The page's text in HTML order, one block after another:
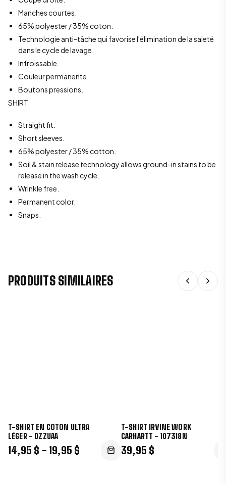
Manches courtes.
65% polyester / 35% coton.
Technologie anti-tâche qui favorise l'élimination de la saleté
dans le cycle de lavage.
Infroissable.
Couleur permanente.
Boutons pressions.
SHIRT
Straight fit.
Short sleeves.
65% polyester / 35% cotton.
Soil & stain release technology allows ground-in stains to be
release in the wash cycle.
Wrinkle free.
Permanent color.
Snaps.
PRODUITS SIMILAIRES
T-SHIRT EN COTON ULTRA
LÉGER - DZZUAA
14,95 $ - 19,95 $
T-SHIRT IRVINE WORK
CARHARTT - 107318N
39,95 $